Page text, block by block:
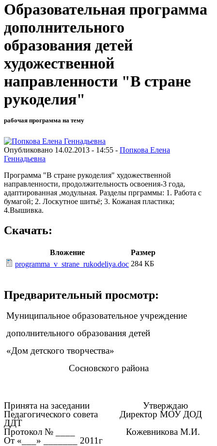
Образовательная программа
дополнительного
образования детей
художественной
направленности "В стране
рукоделия"
рабочая программа на тему
Опубликовано 14.02.2013 - 14:55 - Попкова Елена
Геннадьевна
Программа "В стране рукоделия" художественной
направленности, продолжительность освоения-3 года,
адаптированная ,модульная. Разделы прграммы: 1. Работа с
бумагой; 2. Лоскутное шитьё; 3. Кожаная пластика;
4.Вышивка.
Скачать:
Вложение
Размер
programma_v_strane_rukodeliya.doc 284 КБ
Предварительный просмотр:
Муниципальное образовательное учреждение
дополнительного образования детей
«Дом детского творчества»
Сосновского района
Принята на заседании Утверждаю
Педагогического совета Директор МОУ ДОД
ДДТ
Протокол № ____ Кожевникова М.И.
От «___» _______ 2011г